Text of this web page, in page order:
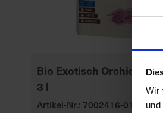
Wir
Bio Exotisch
3 l
Artikel-Nr.: 7002416-01